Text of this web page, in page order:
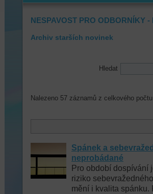
NESPAVOST PRO ODBORNÍKY -
Archiv starších novinek
Hledat
Nalezeno 57 záznamů z celkového
Spánek a
neprobádané
Pro období dospívání
riziko
mění i kvalita spánku.